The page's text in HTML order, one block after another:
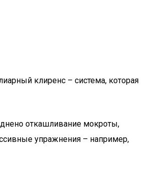
клиренс – система, которая
откашливание мокроты,
упражнения – например,